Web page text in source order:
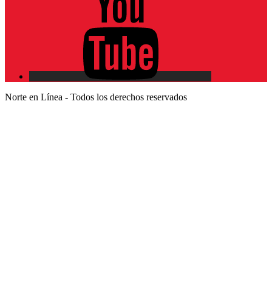
Norte en Línea - Todos los derechos reservados